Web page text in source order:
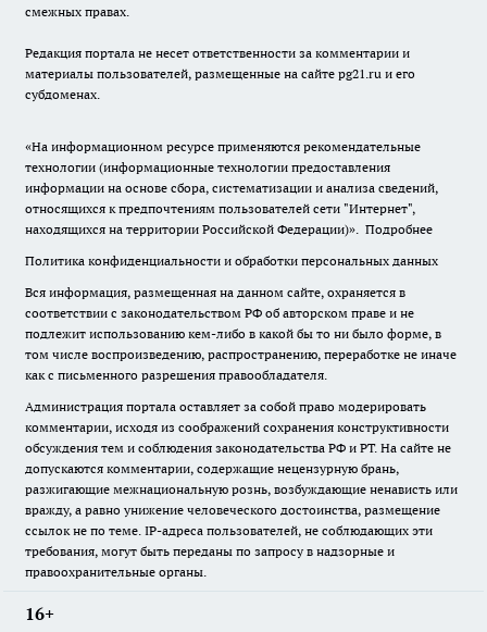
смежных правах.
Редакция портала не несет ответственности за комментарии и
материалы пользователей, размещенные на сайте pg21.ru и его
субдоменах.
«На информационном ресурсе применяются рекомендательные
технологии (информационные технологии предоставления
информации на основе сбора, систематизации и анализа сведений,
относящихся к предпочтениям пользователей сети "Интернет",
находящихся на территории Российской Федерации)». Подробнее
Политика конфиденциальности и обработки персональных данных
Вся информация, размещенная на данном сайте, охраняется в
соответствии с законодательством РФ об авторском праве и не
подлежит использованию кем-либо в какой бы то ни было форме, в
том числе воспроизведению, распространению, переработке не иначе
как с письменного разрешения правообладателя.
Администрация портала оставляет за собой право модерировать
комментарии, исходя из соображений сохранения конструктивности
обсуждения тем и соблюдения законодательства РФ и РТ. На сайте не
допускаются комментарии, содержащие нецензурную брань,
разжигающие межнациональную рознь, возбуждающие ненависть или
вражду, а равно унижение человеческого достоинства, размещение
ссылок не по теме. IP-адреса пользователей, не соблюдающих эти
требования, могут быть переданы по запросу в надзорные и
правоохранительные органы.
16+